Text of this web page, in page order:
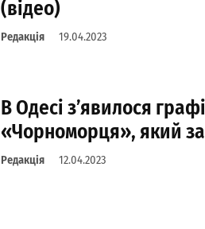
(відео)
Редакція 19.04.2023
В Одесі з’явилося
«Чорноморця», який
Редакція 12.04.2023